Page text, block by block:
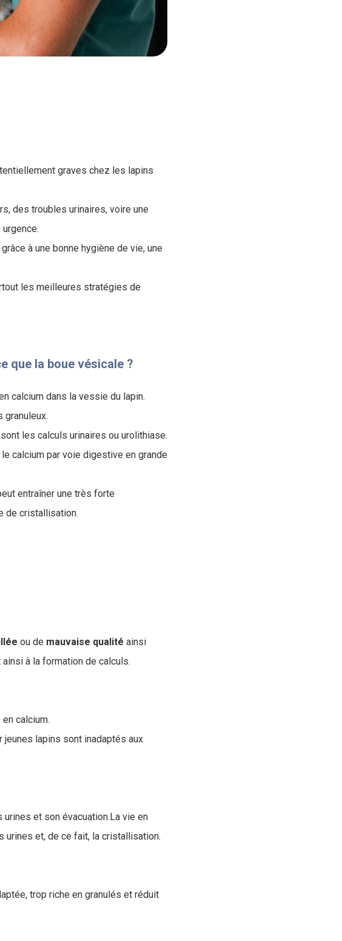
graves chez les lapins
des troubles urinaires, voire une
à une bonne hygiène de vie, une
les meilleures stratégies de
que la boue vésicale ?
calcium dans la vessie du lapin.
granuleux.
les calculs urinaires ou urolithiase.
calcium par voie digestive en grande
entraîner une très forte
de cristallisation.
ou de mauvaise qualité ainsi
à la formation de calculs.
calcium.
jeunes lapins sont inadaptés aux
et son évacuation.La vie en
urines et, de ce fait, la cristallisation.
trop riche en granulés et réduit